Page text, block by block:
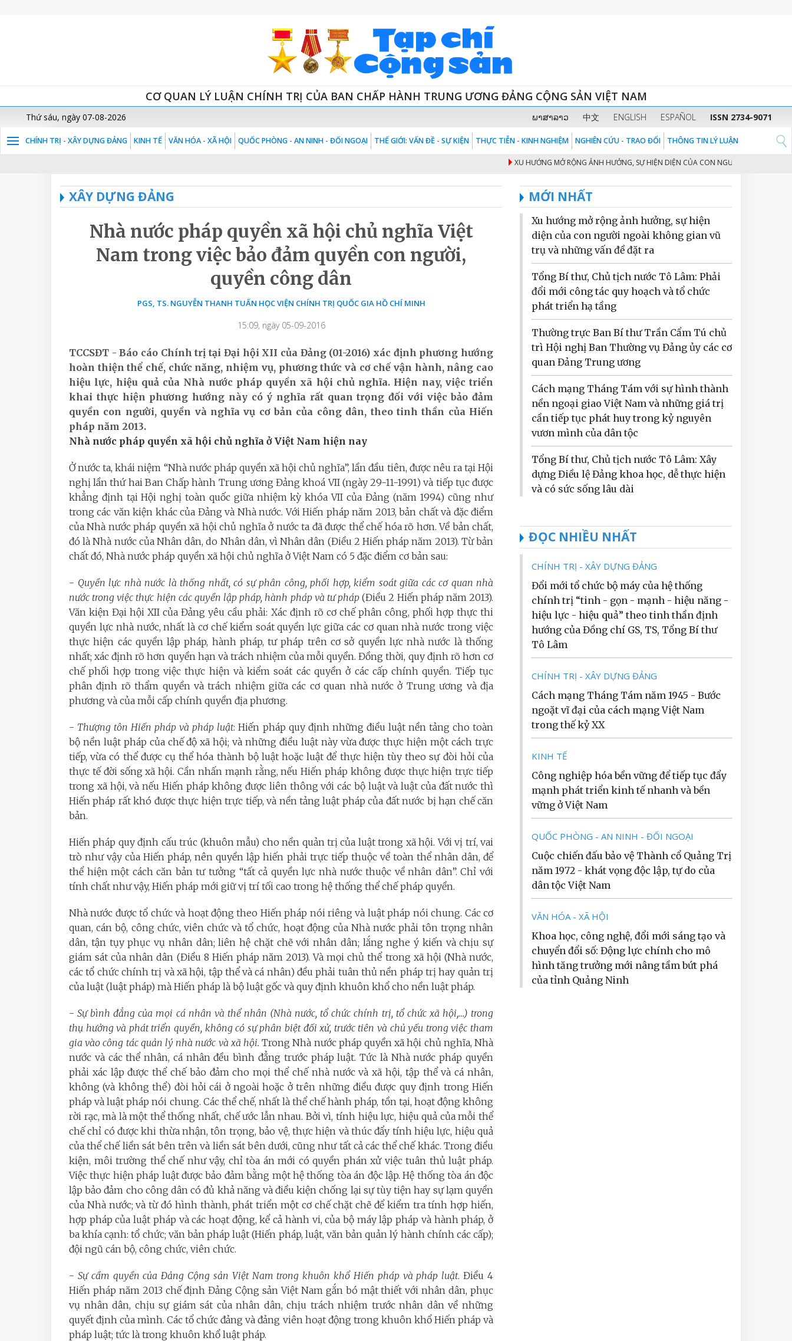
CƠ QUAN LÝ LUẬN CHÍNH TRỊ CỦA BAN CHẤP HÀNH TRUNG ƯƠNG ĐẢNG CỘNG SẢN VIỆT NAM
Thứ sáu, ngày 07-08-2026 ພາສາລາວ 中文 ENGLISH ESPAÑOL ISSN 2734-9071
CHÍNH TRỊ - XÂY DỰNG ĐẢNG KINH TẾ VĂN HÓA - XÃ HỘI QUỐC PHÒNG - AN NINH - ĐỐI NGOẠI THẾ GIỚI: VẤN ĐỀ - SỰ KIỆN THỰC TIỄN - KINH NGHIỆM NGHIÊN CỨU - TRAO ĐỔI THÔNG TIN LÝ LUẬN
XU HƯỚNG MỞ RỘNG ẢNH HƯỞNG, SỰ HIỆN DIỆN CỦA CON NGƯỜI NGOÀI KHÔNG
XÂY DỰNG ĐẢNG
Nhà nước pháp quyền xã hội chủ nghĩa Việt
Nam trong việc bảo đảm quyền con người,
quyền công dân
PGS, TS. NGUYỄN THANH TUẤN HỌC VIỆN CHÍNH TRỊ QUỐC GIA HỒ CHÍ MINH
15:09, ngày 05-09-2016
TCCSĐT - Báo cáo Chính trị tại Đại hội XII của Đảng (01-2016) xác định phương hướng
hoàn thiện thể chế, chức năng, nhiệm vụ, phương thức và cơ chế vận hành, nâng cao
hiệu lực, hiệu quả của Nhà nước pháp quyền xã hội chủ nghĩa. Hiện nay, việc triển
khai thực hiện phương hướng này có ý nghĩa rất quan trọng đối với việc bảo đảm
quyền con người, quyền và nghĩa vụ cơ bản của công dân, theo tinh thần của Hiến
pháp năm 2013.
Nhà nước pháp quyền xã hội chủ nghĩa ở Việt Nam hiện nay
Ở nước ta, khái niệm “Nhà nước pháp quyền xã hội chủ nghĩa”, lần đầu tiên, được nêu ra tại Hội
nghị lần thứ hai Ban Chấp hành Trung ương Đảng khoá VII (ngày 29-11-1991) và tiếp tục được
khẳng định tại Hội nghị toàn quốc giữa nhiệm kỳ khóa VII của Đảng (năm 1994) cũng như
trong các văn kiện khác của Đảng và Nhà nước. Với Hiến pháp năm 2013, bản chất và đặc điểm
của Nhà nước pháp quyền xã hội chủ nghĩa ở nước ta đã được thể chế hóa rõ hơn. Về bản chất,
đó là Nhà nước của Nhân dân, do Nhân dân, vì Nhân dân (Điều 2 Hiến pháp năm 2013). Từ bản
chất đó, Nhà nước pháp quyền xã hội chủ nghĩa ở Việt Nam có 5 đặc điểm cơ bản sau:
- Quyền lực nhà nước là thống nhất, có sự phân công, phối hợp, kiểm soát giữa các cơ quan nhà
nước trong việc thực hiện các quyền lập pháp, hành pháp và tư pháp (Điều 2 Hiến pháp năm 2013).
Văn kiện Đại hội XII của Đảng yêu cầu phải: Xác định rõ cơ chế phân công, phối hợp thực thi
quyền lực nhà nước, nhất là cơ chế kiểm soát quyền lực giữa các cơ quan nhà nước trong việc
thực hiện các quyền lập pháp, hành pháp, tư pháp trên cơ sở quyền lực nhà nước là thống
nhất; xác định rõ hơn quyền hạn và trách nhiệm của mỗi quyền. Đồng thời, quy định rõ hơn cơ
chế phối hợp trong việc thực hiện và kiểm soát các quyền ở các cấp chính quyền. Tiếp tục
phân định rõ thẩm quyền và trách nhiệm giữa các cơ quan nhà nước ở Trung ương và địa
phương và của mỗi cấp chính quyền địa phương.
- Thượng tôn Hiến pháp và pháp luật: Hiến pháp quy định những điều luật nền tảng cho toàn
bộ nền luật pháp của chế độ xã hội; và những điều luật này vừa được thực hiện một cách trực
tiếp, vừa có thể được cụ thể hóa thành bộ luật hoặc luật để thực hiện tùy theo sự đòi hỏi của
thực tế đời sống xã hội. Cần nhấn mạnh rằng, nếu Hiến pháp không được thực hiện trực tiếp
trong xã hội, và nếu Hiến pháp không được liên thông với các bộ luật và luật của đất nước thì
Hiến pháp rất khó được thực hiện trực tiếp, và nền tảng luật pháp của đất nước bị hạn chế căn
bản.
Hiến pháp quy định cấu trúc (khuôn mẫu) cho nền quản trị của luật trong xã hội. Với vị trí, vai
trò như vậy của Hiến pháp, nên quyền lập hiến phải trực tiếp thuộc về toàn thể nhân dân, để
thể hiện một cách căn bản tư tưởng “tất cả quyền lực nhà nước thuộc về nhân dân”. Chỉ với
tính chất như vậy, Hiến pháp mới giữ vị trí tối cao trong hệ thống thể chế pháp quyền.
Nhà nước được tổ chức và hoạt động theo Hiến pháp nói riêng và luật pháp nói chung. Các cơ
quan, cán bộ, công chức, viên chức và tổ chức, hoạt động của Nhà nước phải tôn trọng nhân
dân, tận tụy phục vụ nhân dân; liên hệ chặt chẽ với nhân dân; lắng nghe ý kiến và chịu sự
giám sát của nhân dân (Điều 8 Hiến pháp năm 2013). Và mọi chủ thể trong xã hội (Nhà nước,
các tổ chức chính trị và xã hội, tập thể và cá nhân) đều phải tuân thủ nền pháp trị hay quản trị
của luật (luật pháp) mà Hiến pháp là bộ luật gốc và quy định khuôn khổ cho nền luật pháp.
-Sự bình đẳng của mọi cá nhân và thể nhân (Nhà nước, tổ chức chính trị, tổ chức xã hội,…) trong
thụ hưởng và phát triển quyền, không có sự phân biệt đối xử, trước tiên và chủ yếu trong việc tham
gia vào công tác quản lý nhà nước và xã hội. Trong Nhà nước pháp quyền xã hội chủ nghĩa, Nhà
nước và các thể nhân, cá nhân đều bình đẳng trước pháp luật. Tức là Nhà nước pháp quyền
phải xác lập được thể chế bảo đảm cho mọi thể chế nhà nước và xã hội, tập thể và cá nhân,
không (và không thể) đòi hỏi cái ở ngoài hoặc ở trên những điều được quy định trong Hiến
pháp và luật pháp nói chung. Các thể chế, nhất là thể chế hành pháp, tồn tại, hoạt động không
rời rạc, mà là một thể thống nhất, chế ước lẫn nhau. Bởi vì, tính hiệu lực, hiệu quả của mỗi thể
chế chỉ có được khi thừa nhận, tôn trọng, bảo vệ, thực hiện và thúc đẩy tính hiệu lực, hiệu quả
của thể chế liền sát bên trên và liền sát bên dưới, cũng như tất cả các thể chế khác. Trong điều
kiện, môi trường thể chế như vậy, chỉ tòa án mới có quyền phán xử việc tuân thủ luật pháp.
Việc thực hiện pháp luật được bảo đảm bằng một hệ thống tòa án độc lập. Hệ thống tòa án độc
lập bảo đảm cho công dân có đủ khả năng và điều kiện chống lại sự tùy tiện hay sự lạm quyền
của Nhà nước; và từ đó hình thành, phát triển một cơ chế chặt chẽ để kiểm tra tính hợp hiến,
hợp pháp của luật pháp và các hoạt động, kể cả hành vi, của bộ máy lập pháp và hành pháp, ở
ba khía cạnh: tổ chức; văn bản pháp luật (Hiến pháp, luật, văn bản quản lý hành chính các cấp);
đội ngũ cán bộ, công chức, viên chức.
- Sự cầm quyền của Đảng Cộng sản Việt Nam trong khuôn khổ Hiến pháp và pháp luật. Điều 4
Hiến pháp năm 2013 chế định Đảng Cộng sản Việt Nam gắn bó mật thiết với nhân dân, phục
vụ nhân dân, chịu sự giám sát của nhân dân, chịu trách nhiệm trước nhân dân về những
quyết định của mình. Các tổ chức đảng và đảng viên hoạt động trong khuôn khổ Hiến pháp và
pháp luật; tức là trong khuôn khổ luật pháp.
MỚI NHẤT
Xu hướng mở rộng ảnh hưởng, sự hiện
diện của con người ngoài không gian vũ
trụ và những vấn đề đặt ra
Tổng Bí thư, Chủ tịch nước Tô Lâm: Phải
đổi mới công tác quy hoạch và tổ chức
phát triển hạ tầng
Thường trực Ban Bí thư Trần Cẩm Tú chủ
trì Hội nghị Ban Thường vụ Đảng ủy các cơ
quan Đảng Trung ương
Cách mạng Tháng Tám với sự hình thành
nền ngoại giao Việt Nam và những giá trị
cần tiếp tục phát huy trong kỷ nguyên
vươn mình của dân tộc
Tổng Bí thư, Chủ tịch nước Tô Lâm: Xây
dựng Điều lệ Đảng khoa học, dễ thực hiện
và có sức sống lâu dài
ĐỌC NHIỀU NHẤT
CHÍNH TRỊ - XÂY DỰNG ĐẢNG
Đổi mới tổ chức bộ máy của hệ thống
chính trị “tinh - gọn - mạnh - hiệu năng -
hiệu lực - hiệu quả” theo tinh thần định
hướng của Đồng chí GS, TS, Tổng Bí thư
Tô Lâm
CHÍNH TRỊ - XÂY DỰNG ĐẢNG
Cách mạng Tháng Tám năm 1945 - Bước
ngoặt vĩ đại của cách mạng Việt Nam
trong thế kỷ XX
KINH TẾ
Công nghiệp hóa bền vững để tiếp tục đẩy
mạnh phát triển kinh tế nhanh và bền
vững ở Việt Nam
QUỐC PHÒNG - AN NINH - ĐỐI NGOẠI
Cuộc chiến đấu bảo vệ Thành cổ Quảng Trị
năm 1972 - khát vọng độc lập, tự do của
dân tộc Việt Nam
VĂN HÓA - XÃ HỘI
Khoa học, công nghệ, đổi mới sáng tạo và
chuyển đổi số: Động lực chính cho mô
hình tăng trưởng mới nâng tầm bứt phá
của tỉnh Quảng Ninh